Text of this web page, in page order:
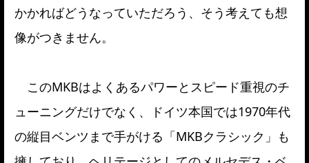
かかればどうなっていただろう、そう考えても想
像がつきません。
このMKBはよくあるパワーとスピード重視のチ
ューニングだけでなく、ドイツ本国では1970年代
の縦目ベンツまで手がける「MKBクラシック」も